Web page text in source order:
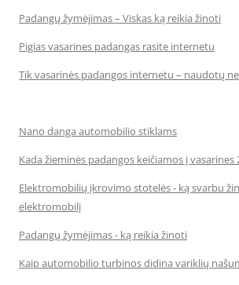
Padangų žymėjimas – Viskas ką reikia žinoti
Pigias vasarines padangas rasite internetu
Tik vasarinės padangos internetu – naudotų
Nano danga automobilio stiklams
Kada žieminės padangos keičiamos į vasarines
Elektromobilių įkrovimo stotelės - ką svarbu
elektromobilį
Padangų žymėjimas - ką reikia žinoti
Kaip automobilio turbinos didina variklių